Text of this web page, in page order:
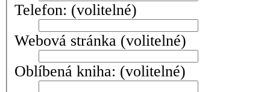
Telefon: (volitelné)
Webová stránka (volitelné)
Oblíbená kniha: (volitelné)